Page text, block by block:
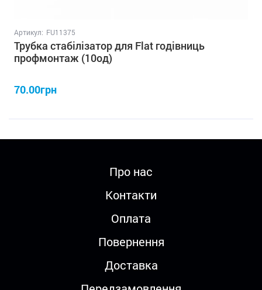
Артикул: FU11375
Трубка стабілізатор для Flat годівниць
профмонтаж (10од)
70.00грн
Про нас
Контакти
Оплата
Повернення
Доставка